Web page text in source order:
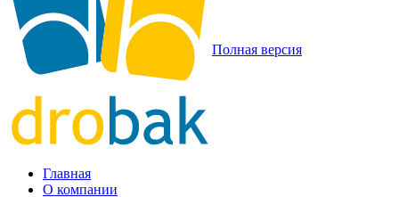
Полная версия
Главная
О компании